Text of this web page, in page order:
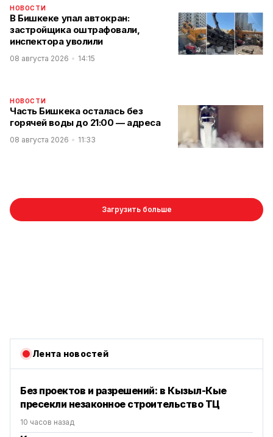
НОВОСТИ
В Бишкеке упал автокран:
застройщика оштрафовали,
инспектора уволили
08 августа 2026 14:15
НОВОСТИ
Часть Бишкека осталась без
горячей воды до 21:00 — адреса
08 августа 2026 11:33
Загрузить больше
Лента новостей
Без проектов и разрешений: в Кызыл-Кые
пресекли незаконное строительство ТЦ
10 часов назад